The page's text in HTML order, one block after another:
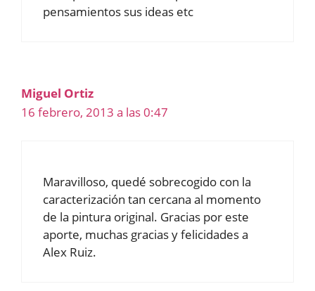
pensamientos sus ideas etc
Miguel Ortiz
16 febrero, 2013 a las 0:47
Maravilloso, quedé sobrecogido con la
caracterización tan cercana al momento
de la pintura original. Gracias por este
aporte, muchas gracias y felicidades a
Alex Ruiz.